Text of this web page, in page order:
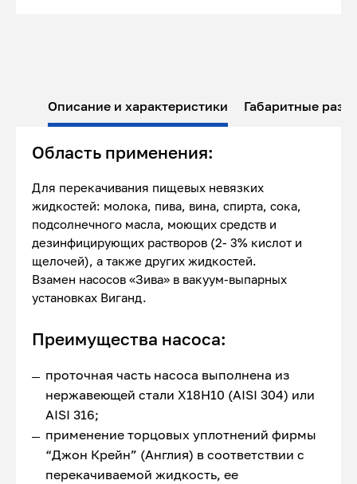
Описание и характеристики Габаритные
Область применения:
Для перекачивания пищевых невязких
жидкостей: молока, пива, вина, спирта, сока,
подсолнечного масла, моющих средств и
дезинфицирующих растворов (2- 3% кислот и
щелочей), а также других жидкостей.
Взамен насосов «Зива» в вакуум-выпарных
установках Виганд.
Преимущества насоса:
проточная часть насоса выполнена из
нержавеющей стали Х18Н10 (AISI 304) или
AISI 316;
применение торцовых уплотнений фирмы
“Джон Крейн” (Англия) в соответствии с
перекачиваемой жидкость, ее